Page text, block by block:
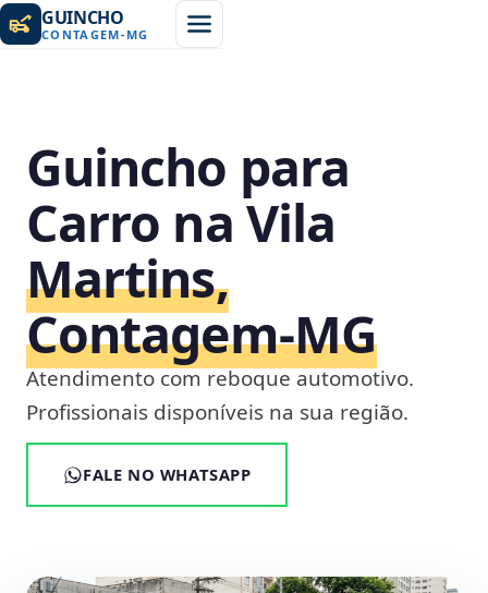
GUINCHO
CONTAGEM-MG
Guincho para
Carro na Vila
Martins,
Contagem‑MG
Atendimento com reboque automotivo.
Profissionais disponíveis na sua região.
FALE NO WHATSAPP